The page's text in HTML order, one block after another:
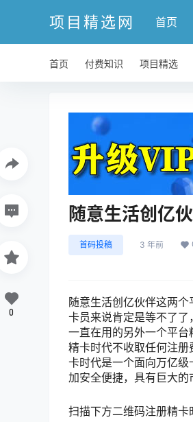
项目精选网 首页
首页 付费知识 项目精选
随意生活创亿
首码投稿 3 年前
随意生活创亿伙伴这两
卡员来说肯定是等不了
一直在用的另外一个平台
精卡时代不收取任何注
卡时代是一个面向万亿
加安全便捷，具有巨大的
扫描下方二维码注册精卡
0